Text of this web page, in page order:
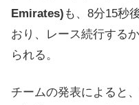
Emirates) も、8分15秒
おり、レース続行する
られる。
チームの発表によると